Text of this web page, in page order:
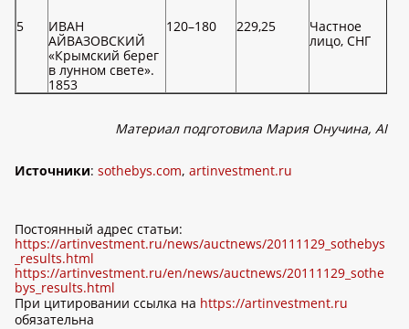
5
ИВАН
АЙВАЗОВСКИЙ
«Крымский берег
в лунном свете».
1853
120–180 229,25
Частное
лицо, СНГ
Материал подготовила Мария Онучина, AI
Источники: sothebys.com, artinvestment.ru
Постоянный адрес статьи:
https://artinvestment.ru/news/auctnews/20111129_sothebys
_results.html
https://artinvestment.ru/en/news/auctnews/20111129_sothe
bys_results.html
При цитировании ссылка на https://artinvestment.ru
обязательна